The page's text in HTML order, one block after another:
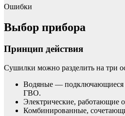
Ошибки
Выбор прибора
Принцип действия
Сушилки можно разделить на три
Водяные — подключающиеся
ГВО.
Электрические, работающие
Комбинированные,